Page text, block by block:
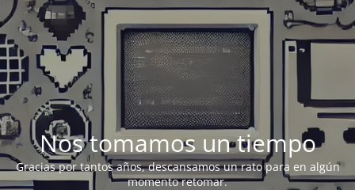
Nos tomamos un tiempo
Gracias por tantos años, descansamos un rato para en algún
momento retomar.